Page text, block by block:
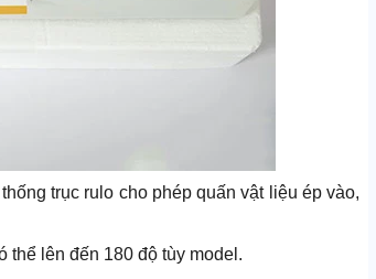
trục rulo cho phép quấn vật liệu ép vào,
thể lên đến 180 độ tùy model.